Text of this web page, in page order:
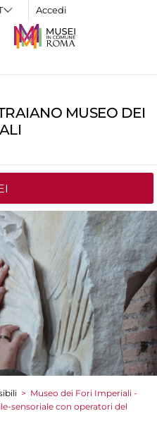
Accedi
MUSEO DEI
> Museo dei Fori Imperiali -
sensoriale con operatori del